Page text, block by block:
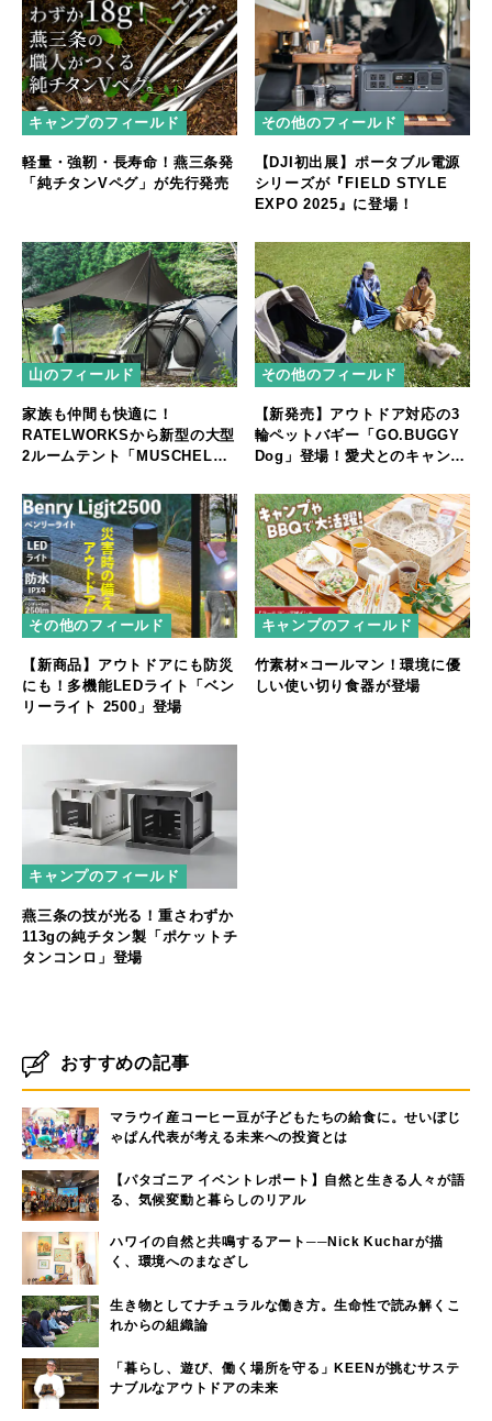
キャンプのフィールド
軽量・強靭・長寿命！燕三条発
「純チタンVペグ」が先行発売
その他のフィールド
【DJI初出展】ポータブル電源
シリーズが『FIELD STYLE
EXPO 2025』に登場！
山のフィールド
家族も仲間も快適に！
RATELWORKSから新型の大型
2ルームテント「MUSCHEL」
その他のフィールド
【新発売】アウトドア対応の3
輪ペットバギー「GO.BUGGY
Dog」登場！愛犬とのキャンプ
その他のフィールド
【新商品】アウトドアにも防災
にも！多機能LEDライト「ベン
リーライト 2500」登場
キャンプのフィールド
竹素材×コールマン！環境に優
しい使い切り食器が登場
キャンプのフィールド
燕三条の技が光る！重さわずか
113gの純チタン製「ポケットチ
タンコンロ」登場
おすすめの記事
マラウイ産コーヒー豆が子どもたちの給食に。せいぼじ
ゃぱん代表が考える未来への投資とは
【パタゴニア イベントレポート】自然と生きる人々が語
る、気候変動と暮らしのリアル
ハワイの自然と共鳴するアート──Nick Kucharが描
く、環境へのまなざし
生き物としてナチュラルな働き方。生命性で読み解くこ
れからの組織論
「暮らし、遊び、働く場所を守る」KEENが挑むサステ
ナブルなアウトドアの未来